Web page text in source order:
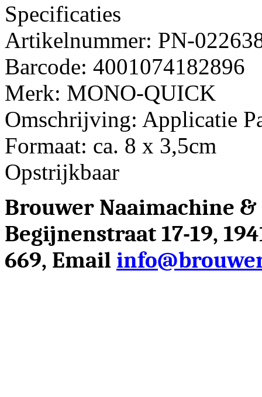
Specificaties
Artikelnummer: PN-
Barcode: 4001074182896
Merk: MONO-QUICK
Omschrijving: Applicatie
Formaat: ca. 8 x 3,5cm
Opstrijkbaar
Brouwer Naaimachine
Begijnenstraat 17-19,
669, Email